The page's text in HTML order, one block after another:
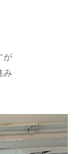
が
み